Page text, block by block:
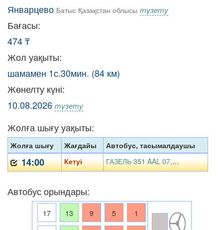
Январцево Батыс Қазақстан облысы түзету
Бағасы:
474 ₸
Жол уақыты:
шамамен 1с.30мин. (84 км)
Жөнелту күні:
10.08.2026 түзету
Жолға шығу уақыты:
Жолға шығу Жағдайы Автобус, тасымалдаушы
14:00 Кетуі ГАЗЕЛЬ 351 AAL 07, «Турин В. М.» ЖК
Автобус орындары:
17 13 9 5 1